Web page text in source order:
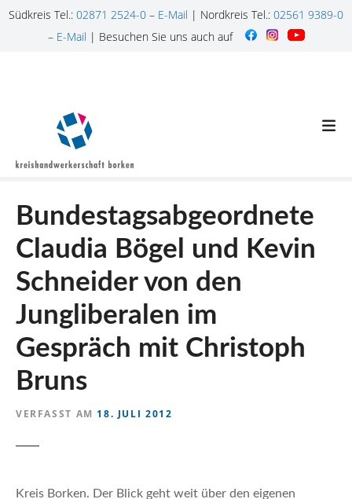
Südkreis Tel.: 02871 2524-0 – E-Mail | Nordkreis Tel.: 02561 9389-0
– E-Mail | Besuchen Sie uns auch auf
Bundestagsabgeordnete
Claudia Bögel und Kevin
Schneider von den
Jungliberalen im
Gespräch mit Christoph
Bruns
VERFASST AM 18. JULI 2012
Kreis Borken. Der Blick geht weit über den eigenen